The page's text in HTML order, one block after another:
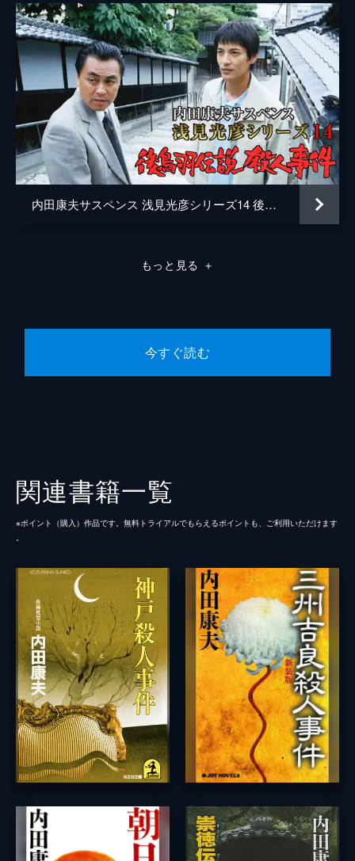
内田康夫サスペンス 浅見光彦シリーズ14 後鳥羽伝説殺人事件
もっと見る ＋
今すぐ読む
関連書籍一覧
※ポイント（購⼊）作品です。無料トライアルでもらえるポイントも、ご利⽤いただけます